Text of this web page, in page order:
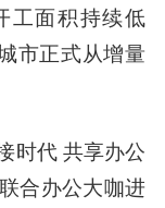
工面积持续低
市正式从增量
时代 共享办公
合办公大咖进